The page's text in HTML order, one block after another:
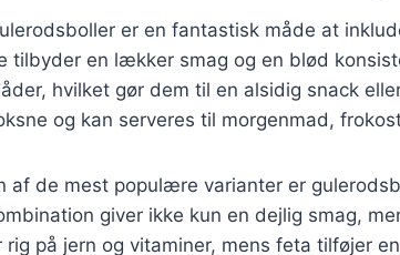
er en fantastisk måde at
tilbyder en lækker smag og en blød
hvilket gør dem til en alsidig snack
og kan serveres til morgenmad,
af de mest populære varianter er
giver ikke kun en dejlig smag,
rig på jern og vitaminer, mens feta tilføjer